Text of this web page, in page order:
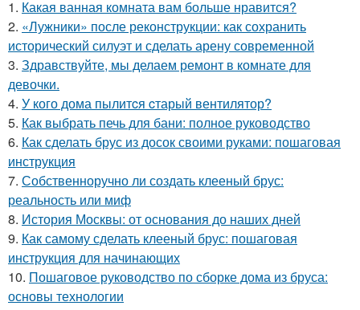
1. Какая ванная комната вам больше нравится?
2. «Лужники» после реконструкции: как сохранить
исторический силуэт и сделать арену современной
3. Здравствуйте, мы делаем ремонт в комнате для
девочки.
4. У кого дома пылитcя cтарый вентилятор?
5. Как выбрать печь для бани: полное руководство
6. Как сделать брус из досок своими руками: пошаговая
инструкция
7. Собственноручно ли создать клееный брус:
реальность или миф
8. История Москвы: от основания до наших дней
9. Как самому сделать клееный брус: пошаговая
инструкция для начинающих
10. Пошаговое руководство по сборке дома из бруса:
основы технологии